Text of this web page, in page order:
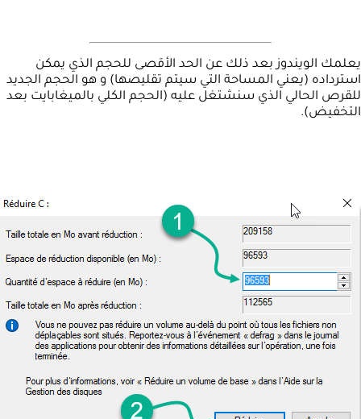
يعلمك الويندوز بعد ذلك عن الحد الأقصى للحجم الذي يمكن
استرداده (يعني المساحة التي سيتم تقليصها) و هو الحجم الجديد
للقرص الحالي الذي سنشتغل عليه (الحجم الكلي بالميغابايت بعد
التخفيض).